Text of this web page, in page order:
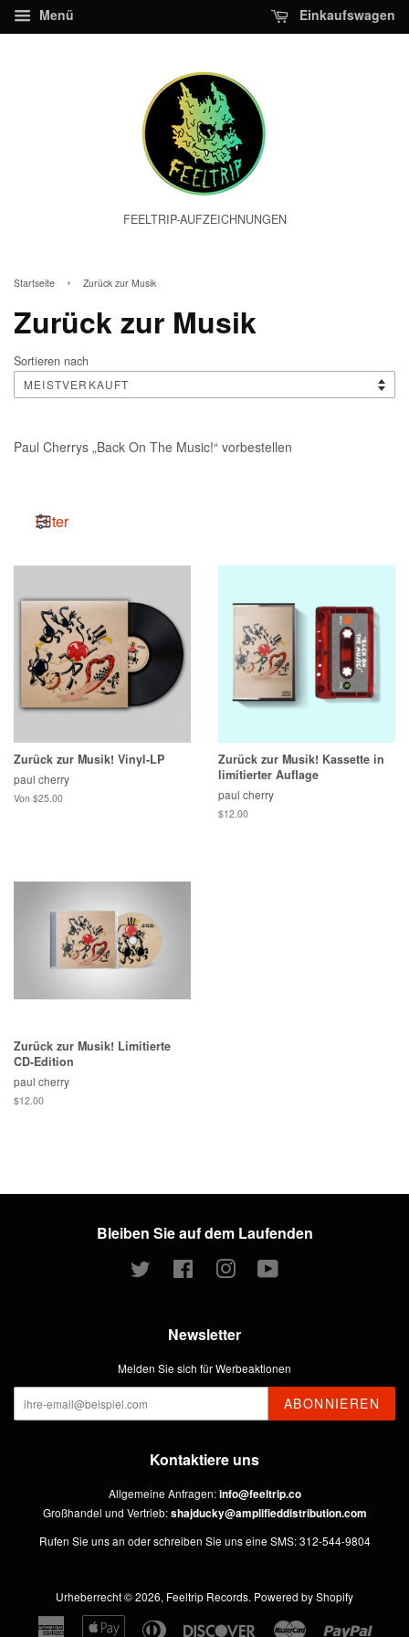
Menü Einkaufswagen
FEELTRIP-AUFZEICHNUNGEN
Startseite › Zurück zur Musik
Zurück zur Musik
Sortieren nach
Paul Cherrys „Back On The Music!“ vorbestellen
Filter
Zurück zur Musik! Vinyl-LP
paul cherry
Von $25.00
Zurück zur Musik! Kassette in
limitierter Auflage
paul cherry
Normaler
$12.00
Zurück zur Musik! Limitierte
CD-Edition
paul cherry
Normaler
$12.00
Bleiben Sie auf dem Laufenden
Twitter Facebook Instagram
Newsletter
Melden Sie sich für Werbeaktionen
ABONNIEREN
Kontaktiere uns
Allgemeine Anfragen:info@feeltrip.co
Großhandel und Vertrieb:shajducky@amplifieddistribution.com
Rufen Sie uns an oder schreiben Sie uns eine SMS: 312-544-9804
Urheberrecht © 2026, Feeltrip Records. Powered by Shopify
American
Apple
Diners
Discover Master Paypal